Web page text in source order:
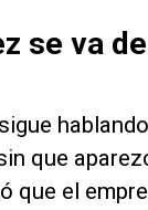
se va
que
que el